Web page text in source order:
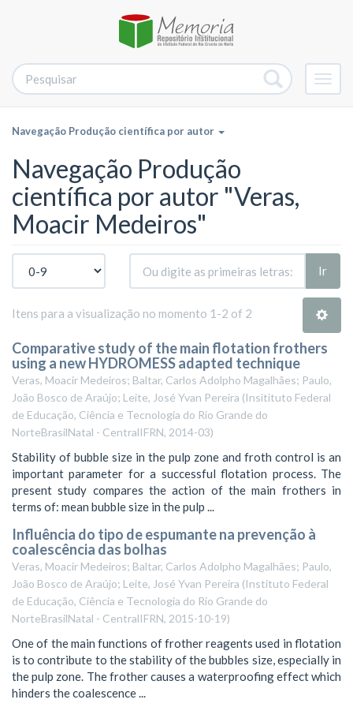
Navegação Produção científica por autor
Navegação Produção
científica por autor "Veras,
Moacir Medeiros"
Ir
Itens para a visualização no momento 1-2 of 2
Comparative study of the main flotation frothers
using a new HYDROMESS adapted technique
Veras, Moacir Medeiros; Baltar, Carlos Adolpho Magalhães; Paulo,
João Bosco de Araújo; Leite, José Yvan Pereira (Insitituto Federal
de Educação, Ciência e Tecnologia do Rio Grande do
NorteBrasilNatal - CentralIFRN, 2014-03)
Stability of bubble size in the pulp zone and froth control is an
important parameter for a successful flotation process. The
present study compares the action of the main frothers in
terms of: mean bubble size in the pulp ...
Influência do tipo de espumante na prevenção à
coalescência das bolhas
Veras, Moacir Medeiros; Baltar, Carlos Adolpho Magalhães; Paulo,
João Bosco de Araújo; Leite, José Yvan Pereira (Instituto Federal
de Educação, Ciência e Tecnologia do Rio Grande do
NorteBrasilNatal - CentralIFRN, 2015-10-19)
One of the main functions of frother reagents used in flotation
is to contribute to the stability of the bubbles size, especially in
the pulp zone. The frother causes a waterproofing effect which
hinders the coalescence ...